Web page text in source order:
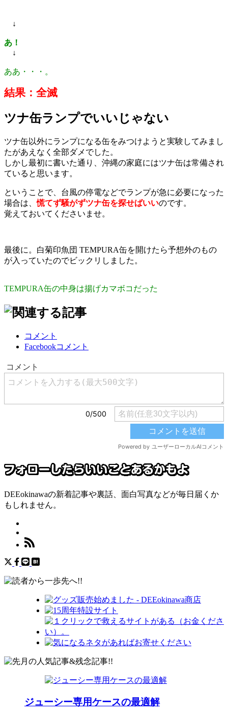
↓
あ！
↓
ああ・・・。
結果：全滅
ツナ缶ランプでいいじゃない
ツナ缶以外にランプになる缶をみつけようと実験してみまし
たがあえなく全部ダメでした。
しかし最初に書いた通り、沖縄の家庭にはツナ缶は常備され
ていると思います。
ということで、台風の停電などでランプが急に必要になった
場合は、慌てず騒がずツナ缶を探せばいいのです。
覚えておいてくださいませ。
最後に。白菊印魚団 TEMPURA缶を開けたら予想外のもの
が入っていたのでビックリしました。
TEMPURA缶の中身は揚げカマボコだった
コメント
Facebookコメント
DEEokinawaの新着記事や裏話、面白写真などが毎日届くか
もしれません。
ジューシー専用ケースの最適解